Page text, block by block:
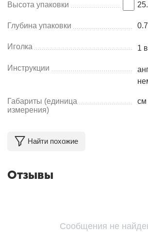
Высота упаковки
Глубина упаковки 0.7
Иголка 1
Инструкции
Габариты (единица
измерения)
см
Найти похожие
Отзывы
Сообщения не